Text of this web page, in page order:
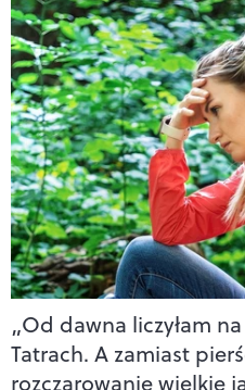
„Od dawna liczyłam
Tatrach. A zamiast
rozczarowanie wielkie